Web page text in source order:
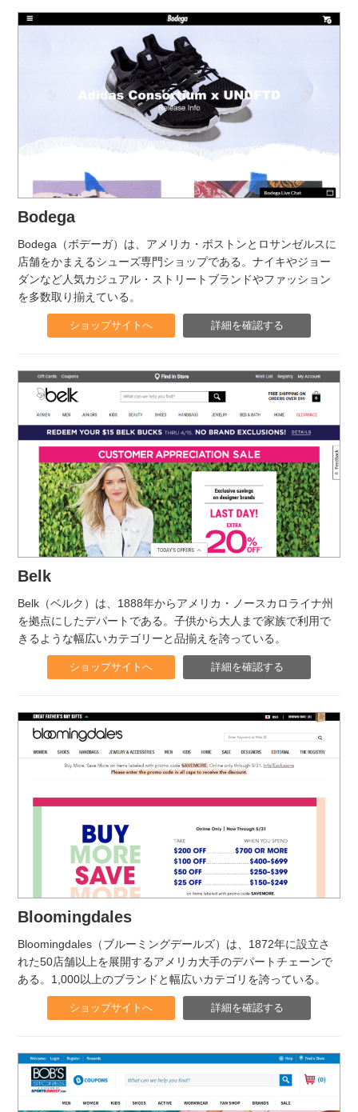
Bodega
Bodega（ボデーガ）は、アメリカ・ボストンとロサンゼルスに
店舗をかまえるシューズ専門ショップである。ナイキやジョー
ダンなど人気カジュアル・ストリートブランドやファッション
を多数取り揃えている。
ショップサイトへ 詳細を確認する
Belk
Belk（ベルク）は、1888年からアメリカ・ノースカロライナ州
を拠点にしたデパートである。子供から大人まで家族で利用で
きるような幅広いカテゴリーと品揃えを誇っている。
ショップサイトへ 詳細を確認する
Bloomingdales
Bloomingdales（ブルーミングデールズ）は、1872年に設立さ
れた50店舗以上を展開するアメリカ大手のデパートチェーンで
ある。1,000以上のブランドと幅広いカテゴリを誇っている。
ショップサイトへ 詳細を確認する